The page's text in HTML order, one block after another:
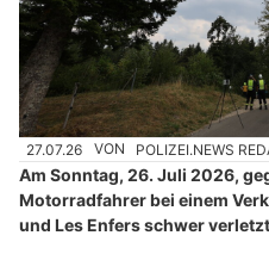
27.07.26 VON POLIZEI.NEWS
Am Sonntag, 26. Juli 2026,
Motorradfahrer bei einem
und Les Enfers schwer